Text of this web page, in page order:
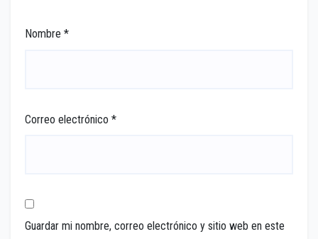
Nombre *
Correo electrónico *
Guardar mi nombre, correo electrónico y sitio web en este